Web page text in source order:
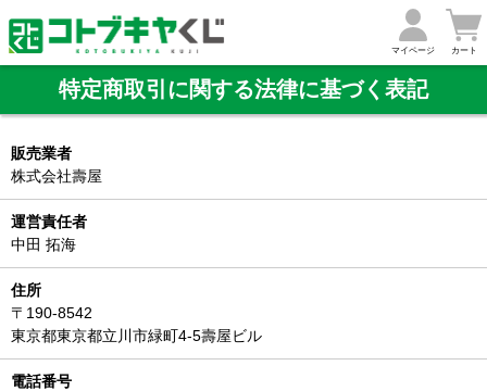
マイページ カート
特定商取引に関する法律に基づく表記
販売業者
株式会社壽屋
運営責任者
中田 拓海
住所
〒190-8542
東京都東京都立川市緑町4-5壽屋ビル
電話番号